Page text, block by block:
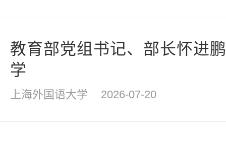
教育部党组书记、部长怀进
学
上海外国语大学 2026-07-20